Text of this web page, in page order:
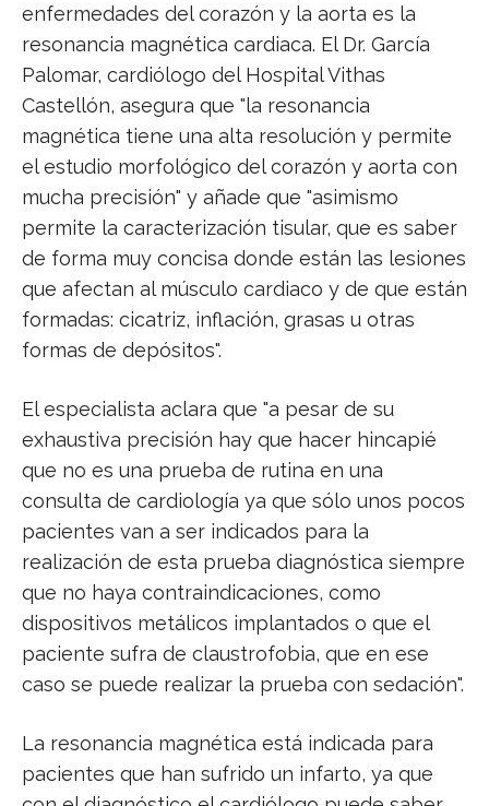
enfermedades del corazón y la aorta es la
resonancia magnética cardiaca. El Dr. García
Palomar, cardiólogo del Hospital Vithas
Castellón, asegura que "la resonancia
magnética tiene una alta resolución y permite
el estudio morfológico del corazón y aorta con
mucha precisión" y añade que "asimismo
permite la caracterización tisular, que es saber
de forma muy concisa donde están las lesiones
que afectan al músculo cardiaco y de que están
formadas: cicatriz, inflación, grasas u otras
formas de depósitos".
El especialista aclara que "a pesar de su
exhaustiva precisión hay que hacer hincapié
que no es una prueba de rutina en una
consulta de cardiología ya que sólo unos pocos
pacientes van a ser indicados para la
realización de esta prueba diagnóstica siempre
que no haya contraindicaciones, como
dispositivos metálicos implantados o que el
paciente sufra de claustrofobia, que en ese
caso se puede realizar la prueba con sedación".
La resonancia magnética está indicada para
pacientes que han sufrido un infarto, ya que